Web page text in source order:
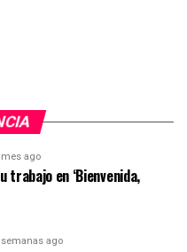
mes ago
trabajo en ‘Bienvenida,
semanas ago